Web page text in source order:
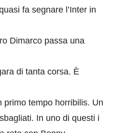
fa segnare l’Inter in
Dimarco passa una
di tanta corsa. È
tempo horribilis. Un
In uno di questi i